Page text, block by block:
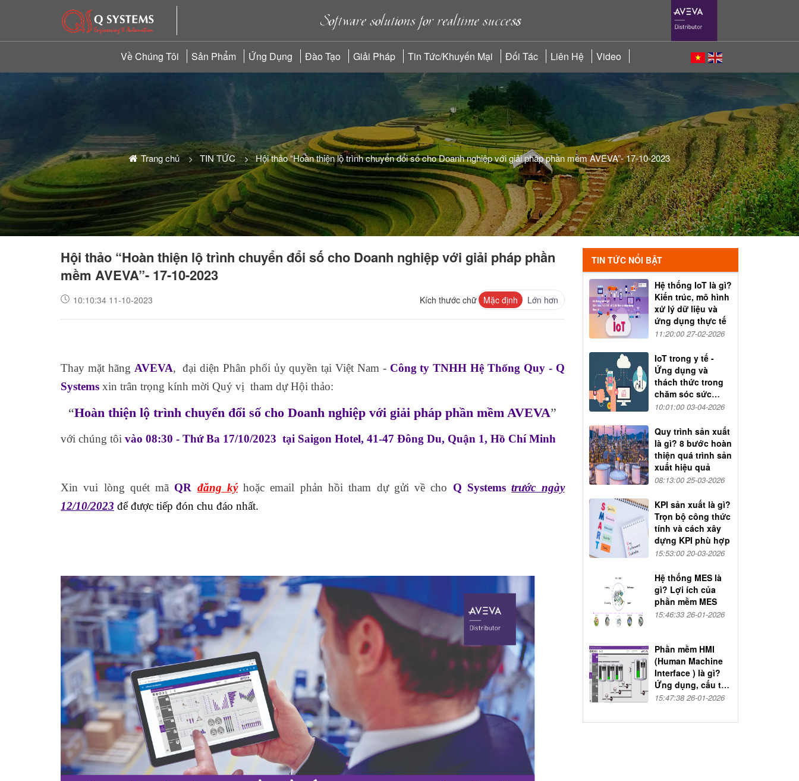
Về Chúng Tôi Sản Phẩm Ứng Dụng Đào Tạo Giải Pháp Tin Tức/Khuyến Mại Đối Tác Liên Hệ Video
Trang chủ TIN TỨC Hội thảo “Hoàn thiện lộ trình chuyển đổi số cho Doanh nghiệp với giải pháp phần mềm AVEVA”- 17-10-2023
Hội thảo “Hoàn thiện lộ trình chuyển đổi số cho Doanh nghiệp với giải pháp phần
mềm AVEVA”- 17-10-2023
10:10:34 11-10-2023 Kích thước chữ Mặc định Lớn hơn
Thay mặt hãng AVEVA, đại diện Phân phối ủy quyền tại Việt Nam -Công ty TNHH Hệ Thống Quy - Q
Systems xin trân trọng kính mời Quý vị tham dự Hội thảo:
“Hoàn thiện lộ trình chuyển đổi số cho Doanh nghiệp với giải pháp phần mềm AVEVA”
với chúng tôi vào 08:30 - ThứBa 17/10/2023 tại Saigon Hotel, 41-47 Đông Du, Quận 1, Hồ Chí Minh
Xin vui lòng quét mã QR đăng ký hoặc email phản hồi tham dự gửi về cho Q Systemstrước ngày
12/10/2023 để được tiếp đón chu đáo nhất.
TIN TỨC NỔI BẬT
Hệ thống IoT là gì?
Kiến trúc, mô hình
xử lý dữ liệu và
ứng dụng thực tế
11:20:00 27-02-2026
IoT trong y tế -
Ứng dụng và
thách thức trong
chăm sóc sức
khỏe
10:01:00 03-04-2026
Quy trình sản xuất
là gì? 8 bước hoàn
thiện quá trình sản
xuất hiệu quả
08:13:00 25-03-2026
KPI sản xuất là gì?
Trọn bộ công thức
tính và cách xây
dựng KPI phù hợp
15:53:00 20-03-2026
Hệ thống MES là
gì? Lợi ích của
phần mềm MES
15:46:33 26-01-2026
Phần mềm HMI
(Human Machine
Interface ) là gì?
Ứng dụng, cấu tạo
và nguyên lý hoạt
15:47:38 26-01-2026